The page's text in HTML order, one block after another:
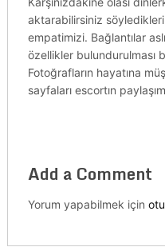
aktarabilirsiniz
empatimizi. Bağlantılar
özellikler bulundurulması
Fotoğrafların hayatına
sayfaları escortın
Add a Comment
Yorum yapabilmek için